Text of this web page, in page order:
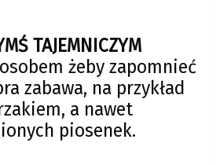
TAJEMNICZYM
żeby zapomnieć
zabawa, na przykład
a nawet
piosenek.